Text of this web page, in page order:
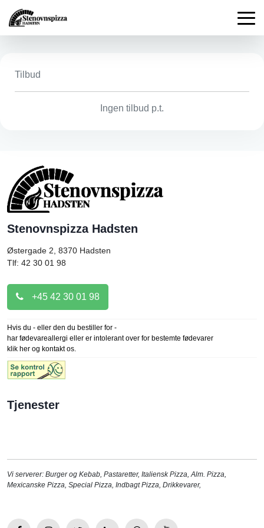
Tilbud
Ingen tilbud p.t.
Stenovnspizza Hadsten
Østergade 2, 8370 Hadsten
Tlf: 42 30 01 98
+45 42 30 01 98
Hvis du - eller den du bestiller for -
har fødevareallergi eller er intolerant over for bestemte fødevarer
klik her og kontakt os.
Tjenester
Vi serverer: Burger og Kebab, Pastaretter, Italiensk Pizza,Alm. Pizza,
Mexicanske Pizza, Special Pizza, Indbagt Pizza, Drikkevarer,